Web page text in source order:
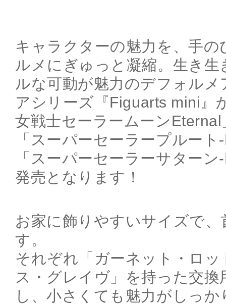
キャラクターの魅力を、手
ルメにぎゅっと凝縮。生き
ルな可動が魅力のデフォル
アシリーズ『Figuarts mini』
女戦士セーラームーン
「スーパーセーラープルー
「スーパーセーラーサター
発売となります！
お家に飾りやすいサイズで
す。
それぞれ「ガーネット・ロ
ス・グレイヴ」を持った交換
し、小さくても魅力がしっ